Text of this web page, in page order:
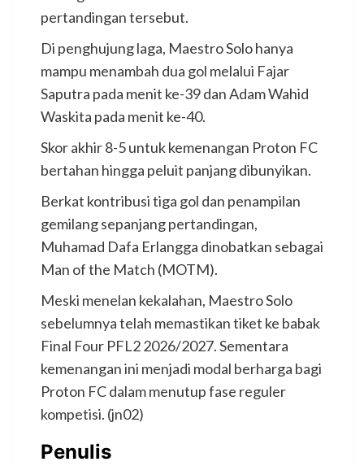
pertandingan tersebut.
Di penghujung laga, Maestro Solo hanya
mampu menambah dua gol melalui Fajar
Saputra pada menit ke-39 dan Adam Wahid
Waskita pada menit ke-40.
Skor akhir 8-5 untuk kemenangan Proton FC
bertahan hingga peluit panjang dibunyikan.
Berkat kontribusi tiga gol dan penampilan
gemilang sepanjang pertandingan,
Muhamad Dafa Erlangga dinobatkan sebagai
Man of the Match (MOTM).
Meski menelan kekalahan, Maestro Solo
sebelumnya telah memastikan tiket ke babak
Final Four PFL2 2026/2027. Sementara
kemenangan ini menjadi modal berharga bagi
Proton FC dalam menutup fase reguler
kompetisi. (jn02)
Penulis